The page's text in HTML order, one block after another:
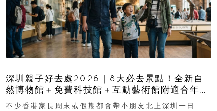
深圳親子好去處2026｜8大必去景點！全新自
然博物館＋免費科技館＋互動藝術館附適合年
齡、交通、門票、開放時間
不少香港家長周末或假期都會帶小朋友北上深圳一日